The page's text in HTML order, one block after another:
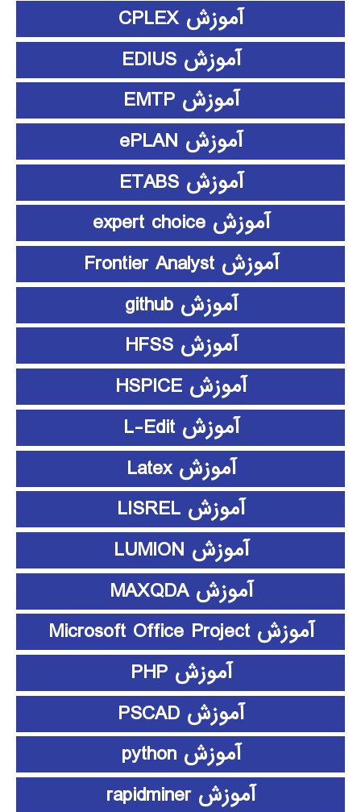
آموزش CPLEX
آموزش EDIUS
آموزش EMTP
آموزش ePLAN
آموزش ETABS
آموزش expert choice
آموزش Frontier Analyst
آموزش github
آموزش HFSS
آموزش HSPICE
آموزش L-Edit
آموزش Latex
آموزش LISREL
آموزش LUMION
آموزش MAXQDA
آموزش Microsoft Office Project
آموزش PHP
آموزش PSCAD
آموزش python
آموزش rapidminer